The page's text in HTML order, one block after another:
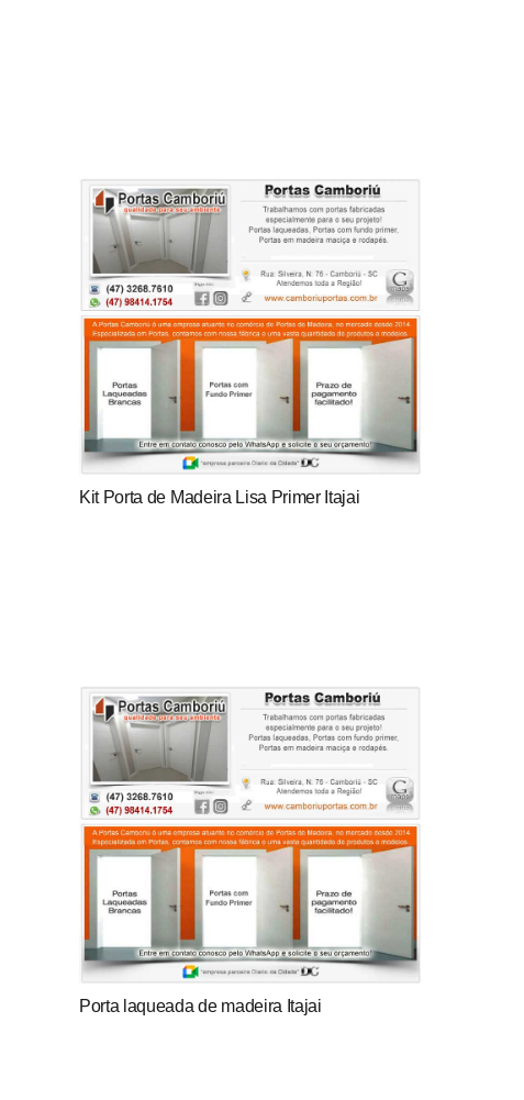
Kit Porta de Madeira Lisa Primer Itajai
Porta laqueada de madeira Itajai